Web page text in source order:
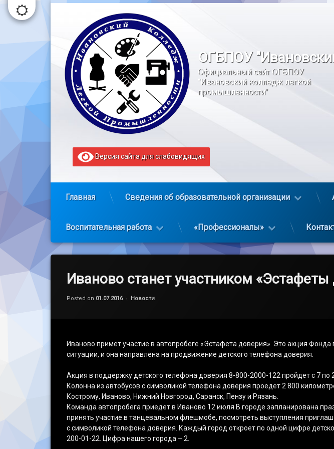
Перейти
содержимому
ОГБПОУ
Официальный сайт ОГБПОУ
"Ивановский колледж легкой
промышленности"
Версия сайта для слабовидящих
Главная Сведения об образовательной организации
Воспитательная работа «Профессионалы»
Иваново станет участником «Эстафеты
Posted on 01.07.2016
Обновлено на
by
Категории:
Новости
Иваново примет участие в автопробеге «Эстафета доверия». Это акция
ситуации, и она направлена на продвижение детского телефона доверия.
Акция в поддержку детского телефона доверия 8-800-2000-122 пройдет с 7
Колонна из автобусов с символикой телефона доверия проедет 2 800
Кострому, Иваново, Нижний Новгород, Саранск, Пензу и Рязань.
Команда автопробега приедет в Иваново 12 июля.В городе запланирована
принять участие в танцевальном флешмобе, посмотреть выступления
с символикой телефона доверия. Каждый город откроет по одной цифре
200-01-22. Цифра нашего города – 2.